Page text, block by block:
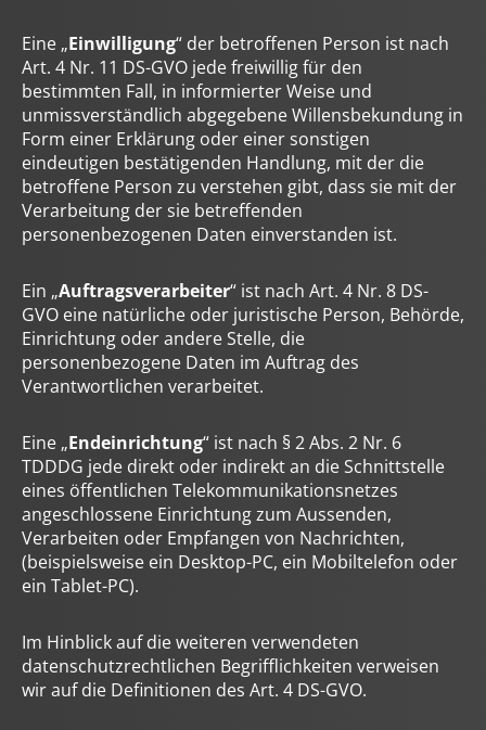
Eine „Einwilligung“ der betroffenen Person ist nach
Art. 4 Nr. 11 DS-GVO jede freiwillig für den
bestimmten Fall, in informierter Weise und
unmissverständlich abgegebene Willensbekundung in
Form einer Erklärung oder einer sonstigen
eindeutigen bestätigenden Handlung, mit der die
betroffene Person zu verstehen gibt, dass sie mit der
Verarbeitung der sie betreffenden
personenbezogenen Daten einverstanden ist.
Ein „Auftragsverarbeiter“ ist nach Art. 4 Nr. 8 DS-
GVO eine natürliche oder juristische Person, Behörde,
Einrichtung oder andere Stelle, die
personenbezogene Daten im Auftrag des
Verantwortlichen verarbeitet.
Eine „Endeinrichtung“ ist nach § 2 Abs. 2 Nr. 6
TDDDG jede direkt oder indirekt an die Schnittstelle
eines öffentlichen Telekommunikationsnetzes
angeschlossene Einrichtung zum Aussenden,
Verarbeiten oder Empfangen von Nachrichten,
(beispielsweise ein Desktop-PC, ein Mobiltelefon oder
ein Tablet-PC).
Im Hinblick auf die weiteren verwendeten
datenschutzrechtlichen Begrifflichkeiten verweisen
wir auf die Definitionen des Art. 4 DS-GVO.